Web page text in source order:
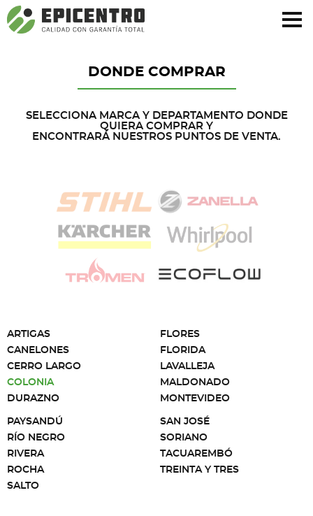
¿Olvidó su contraseña?Regístrese aquí
DONDE COMPRAR
SELECCIONA MARCA Y DEPARTAMENTO DONDE
QUIERA COMPRAR Y
ENCONTRARÁ NUESTROS PUNTOS DE VENTA.
ARTIGAS
CANELONES
CERRO LARGO
COLONIA
DURAZNO
FLORES
FLORIDA
LAVALLEJA
MALDONADO
MONTEVIDEO
PAYSANDÚ
RÍO NEGRO
RIVERA
ROCHA
SALTO
SAN JOSÉ
SORIANO
TACUAREMBÓ
TREINTA Y TRES